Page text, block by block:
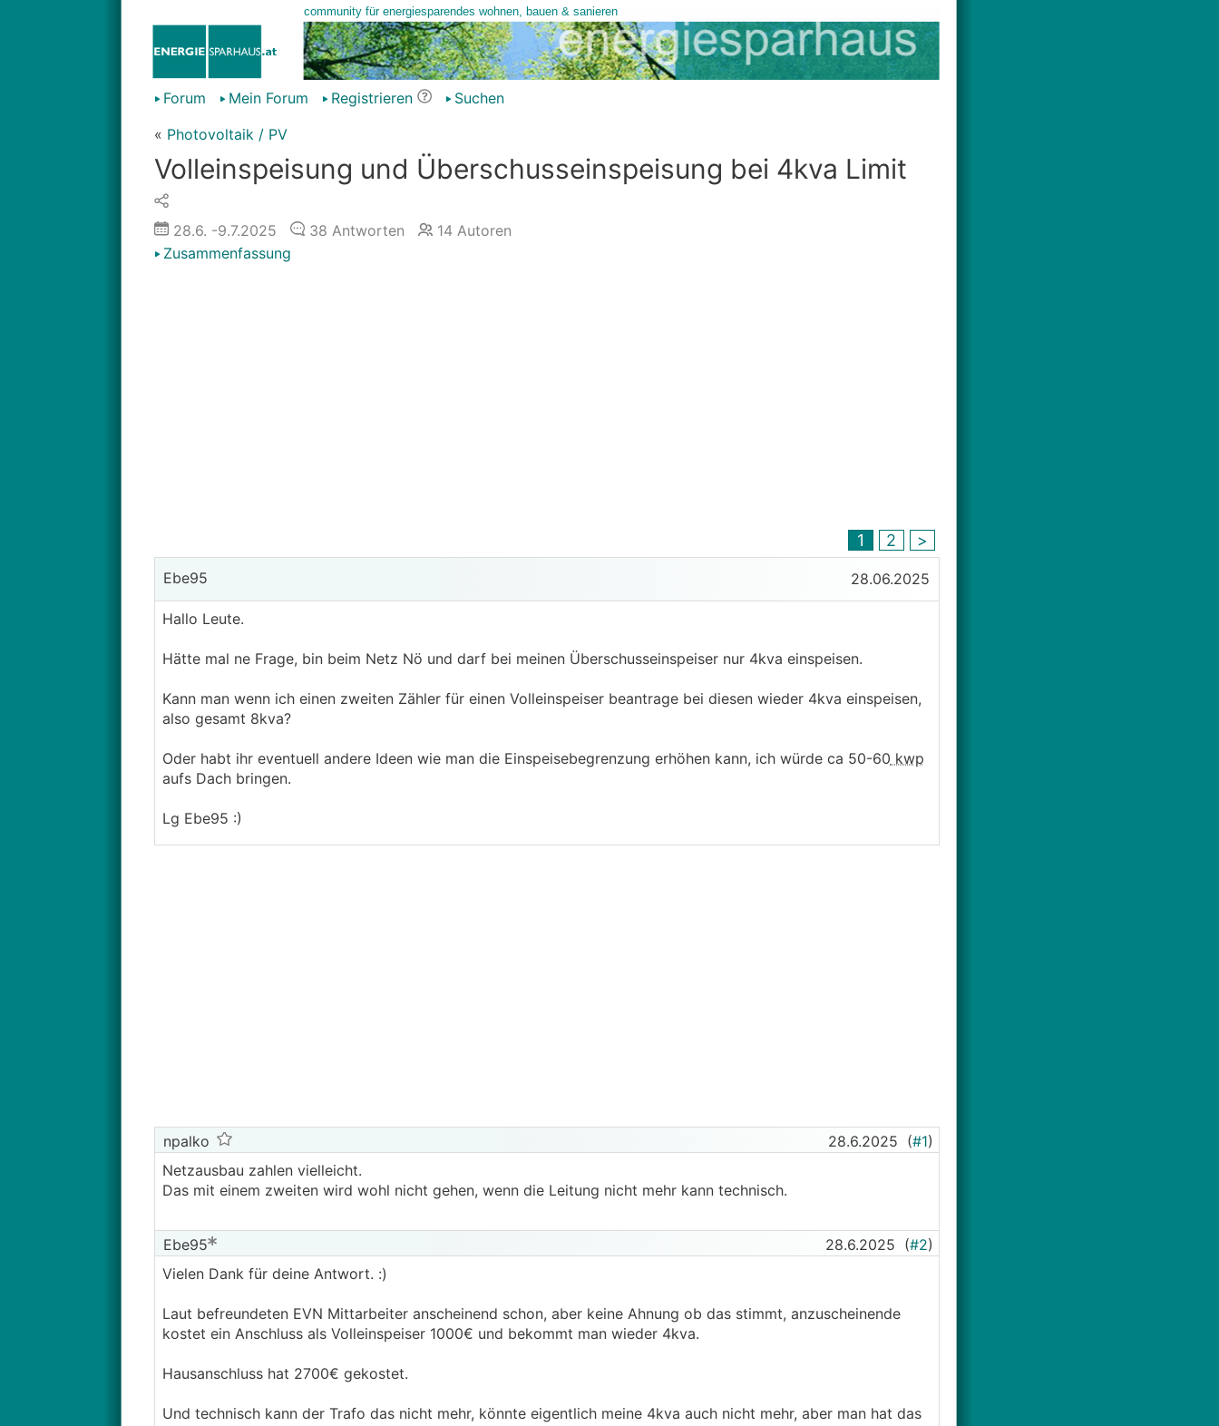
Forum Mein Forum Registrieren
Suchen
« Photovoltaik / PV
Volleinspeisung und Überschusseinspeisung bei 4kva Limit
28.6. -9.7.2025 38 Antworten 14Autoren
Zusammenfassung
1 2 >
Ebe95 28.06.2025
Hallo Leute.
Hätte mal ne Frage, bin beim Netz Nö und darf bei meinen Überschusseinspeiser nur 4kva einspeisen.
Kann man wenn ich einen zweiten Zähler für einen Volleinspeiser beantrage bei diesen wieder 4kva einspeisen,
also gesamt 8kva?
Oder habt ihr eventuell andere Ideen wie man die Einspeisebegrenzung erhöhen kann, ich würde ca 50-60 kwp
aufs Dach bringen.
Lg Ebe95 :)
npalko 28.6.2025 (#1)
Netzausbau zahlen vielleicht.
Das mit einem zweiten wird wohl nicht gehen, wenn die Leitung nicht mehr kann technisch.
Ebe95 28.6.2025 (#2)
Vielen Dank für deine Antwort. :)
Laut befreundeten EVN Mittarbeiter anscheinend schon, aber keine Ahnung ob das stimmt, anzuscheinende
kostet ein Anschluss als Volleinspeiser 1000€ und bekommt man wieder 4kva.
Hausanschluss hat 2700€ gekostet.
Und technisch kann der Trafo das nicht mehr, könnte eigentlich meine 4kva auch nicht mehr, aber man hat das